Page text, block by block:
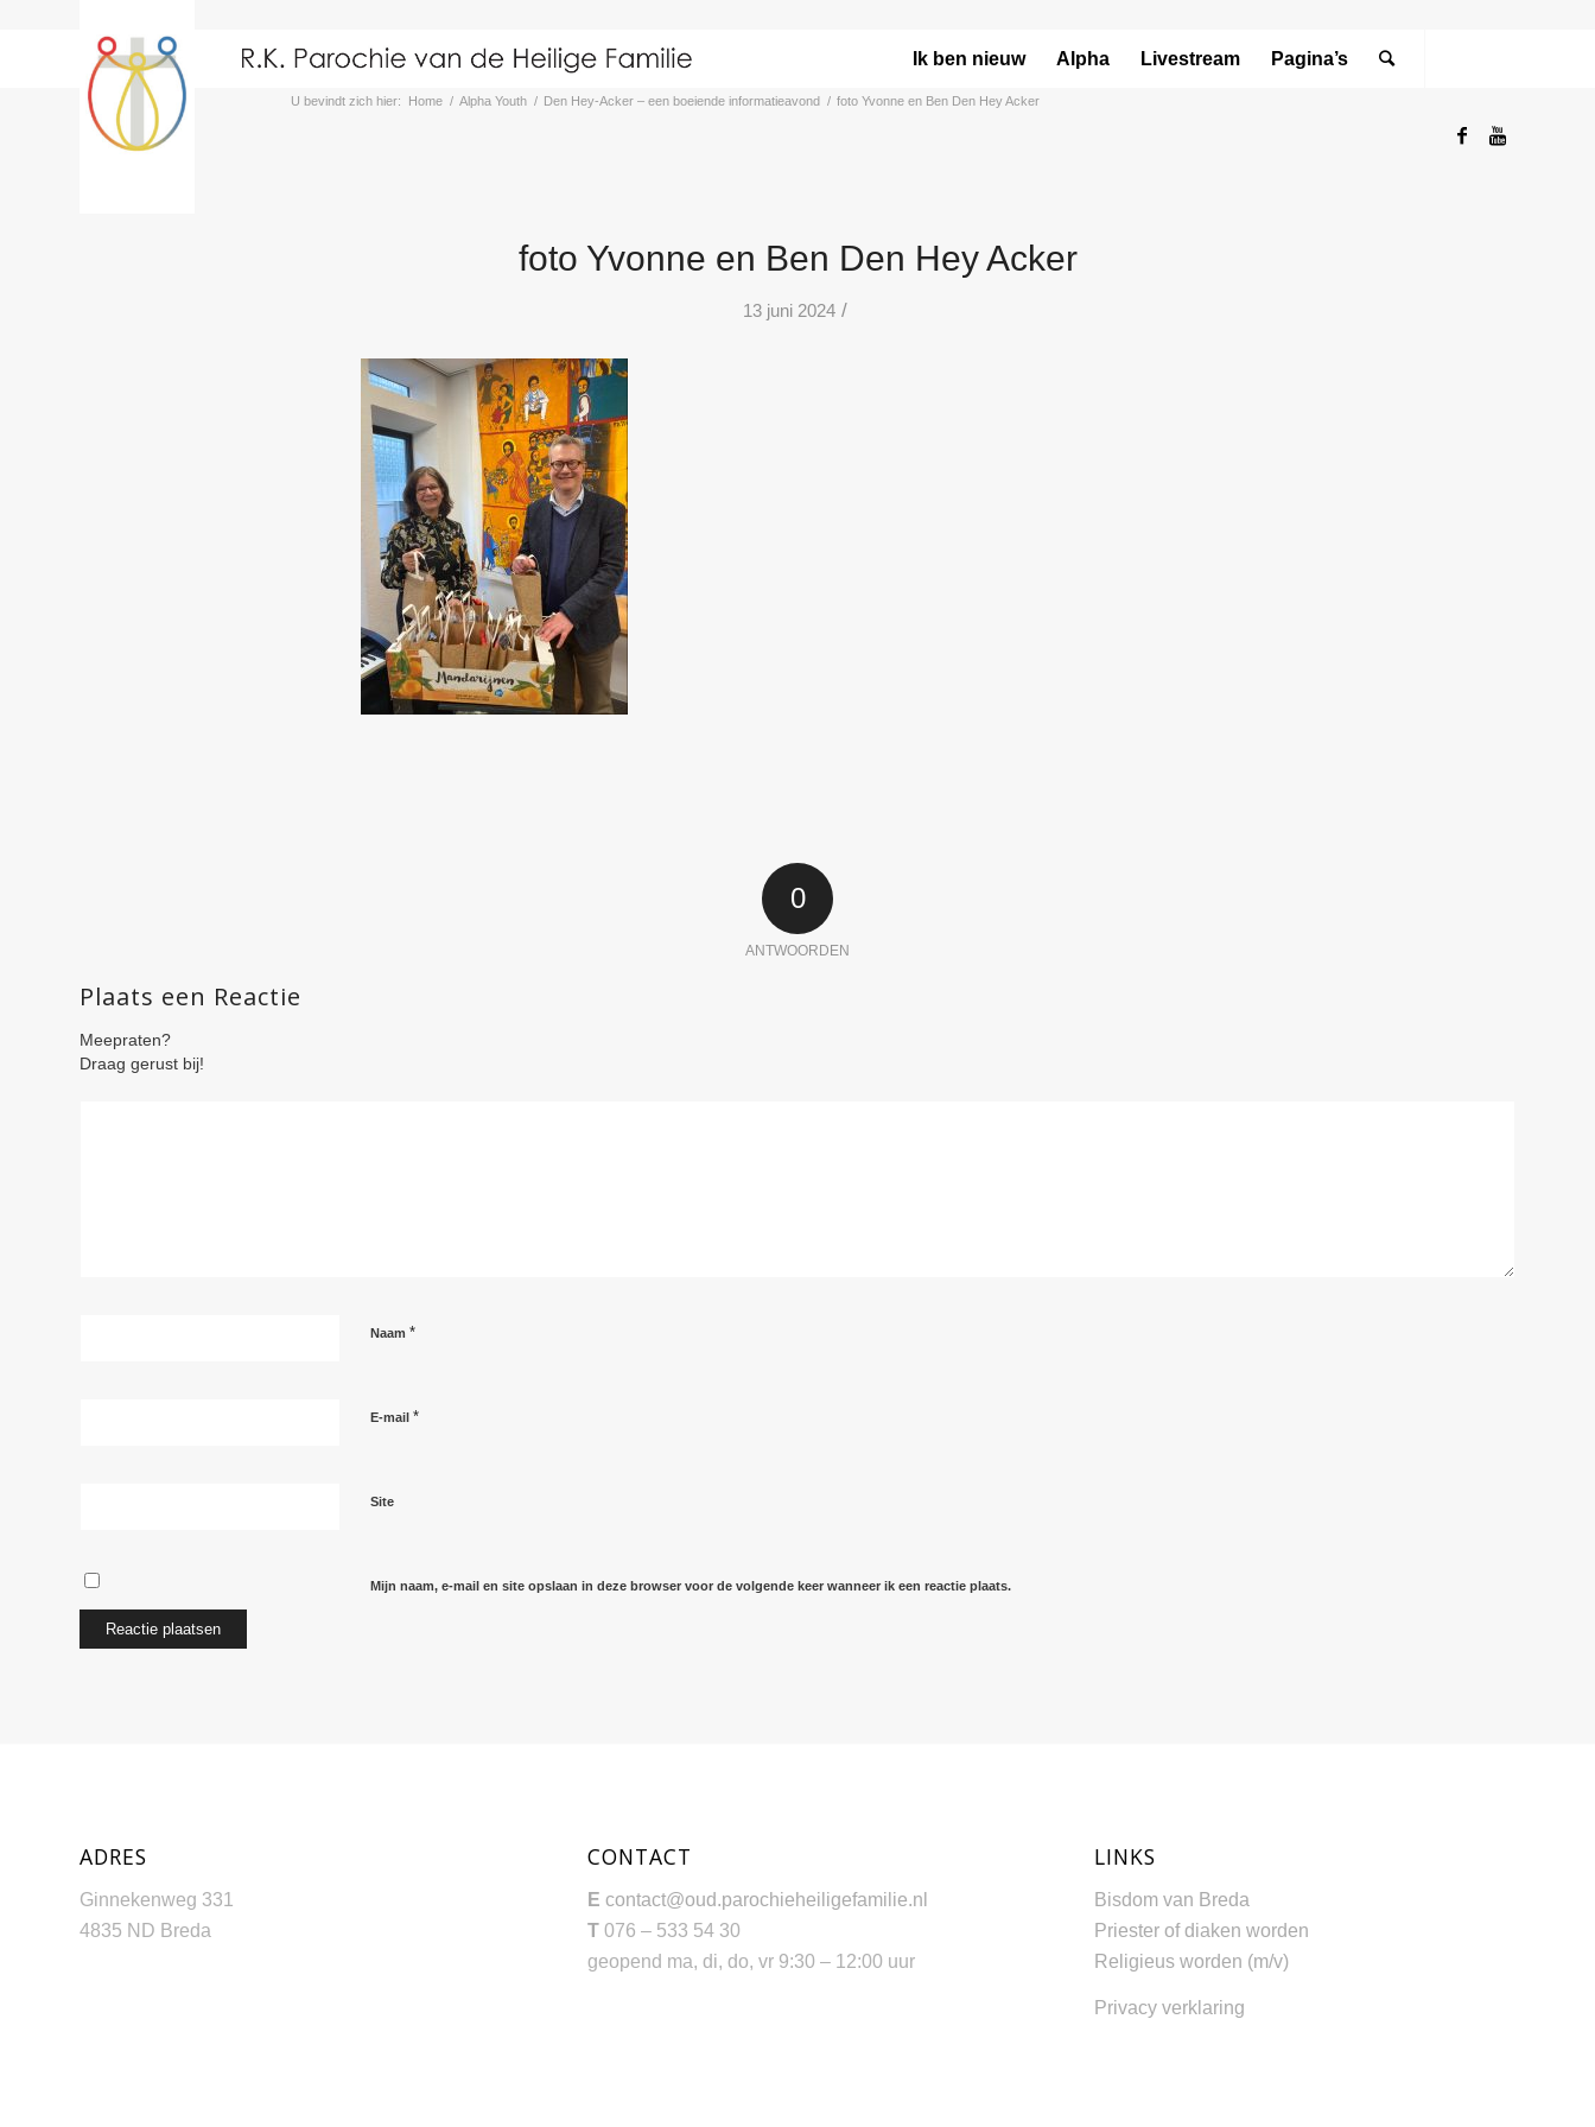
Ik ben nieuw Alpha Livestream Pagina’s
U bevindt zich hier: Home / Alpha Youth / Den Hey-Acker – een boeiende informatieavond / foto Yvonne en Ben Den Hey Acker
foto Yvonne en Ben Den Hey Acker
13 juni 2024 /
0
ANTWOORDEN
Plaats een Reactie
Meepraten?
Draag gerust bij!
Naam *
E-mail *
Site
Mijn naam, e-mail en site opslaan in deze browser voor de volgende keer wanneer ik een reactie plaats.
ADRES
Ginnekenweg 331
4835 ND Breda
CONTACT
E contact@oud.parochieheiligefamilie.nl
T076 – 533 54 30
geopend ma, di, do, vr 9:30 – 12:00 uur
LINKS
Bisdom van Breda
Priester of diaken worden
Religieus worden (m/v)
Privacy verklaring